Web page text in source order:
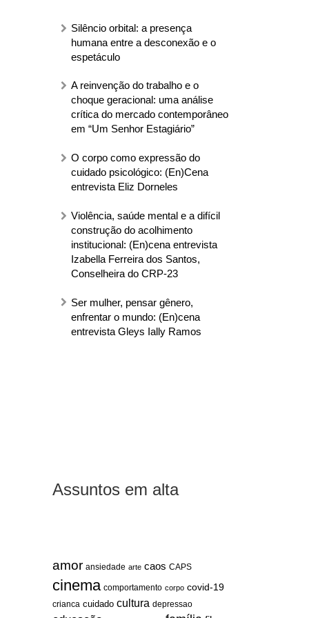
Silêncio orbital: a presença
humana entre a desconexão e o
espetáculo
A reinvenção do trabalho e o
choque geracional: uma análise
crítica do mercado contemporâneo
em “Um Senhor Estagiário”
O corpo como expressão do
cuidado psicológico: (En)Cena
entrevista Eliz Dorneles
Violência, saúde mental e a difícil
construção do acolhimento
institucional: (En)cena entrevista
Izabella Ferreira dos Santos,
Conselheira do CRP-23
Ser mulher, pensar gênero,
enfrentar o mundo: (En)cena
entrevista Gleys Ially Ramos
Assuntos em alta
amor ansiedade arte caos CAPS
cinema comportamento corpo covid-19
crianca cuidado cultura depressao